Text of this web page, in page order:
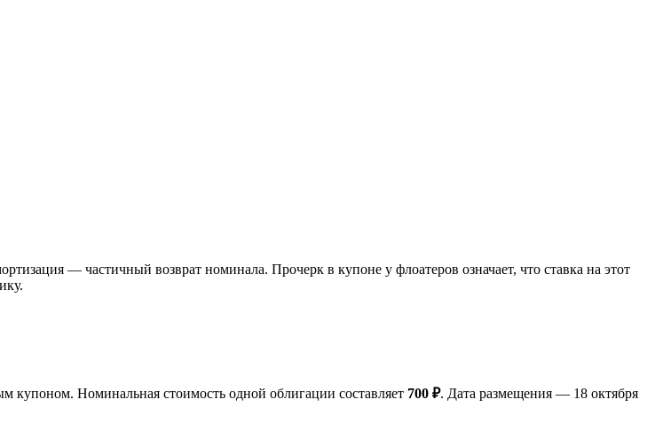
— частичный возврат номинала. Прочерк в купоне у флоатеров означает, что ставка на этот
Номинальная стоимость одной облигации составляет 700 ₽. Дата размещения — 18 октября